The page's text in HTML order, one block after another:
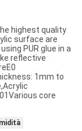
highest quality
surface are
PUR glue in a
reflective
1mm to
core